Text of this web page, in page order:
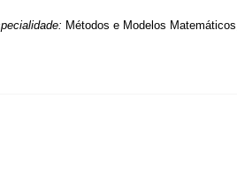
Métodos e Modelos